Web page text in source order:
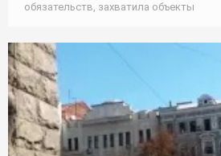
обязательств, захватила объекты